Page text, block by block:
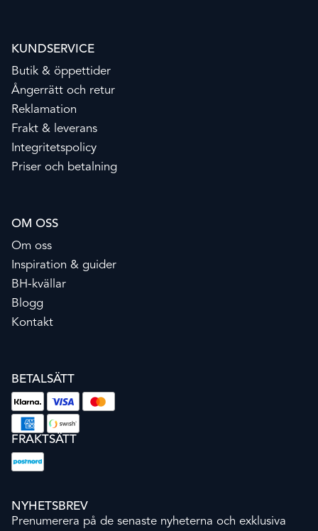
KUNDSERVICE
Butik & öppettider
Ångerrätt och retur
Reklamation
Frakt & leverans
Integritetspolicy
Priser och betalning
OM OSS
Om oss
Inspiration & guider
BH-kvällar
Blogg
Kontakt
BETALSÄTT
FRAKTSÄTT
NYHETSBREV
Prenumerera på de senaste nyheterna och exklusiva